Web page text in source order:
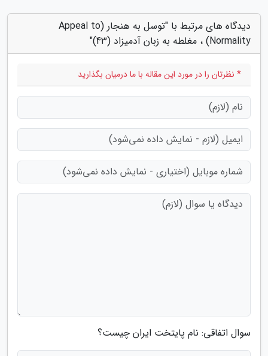
دیدگاه های مرتبط با "توسل به هنجار (Appeal to
Normality) ، مغلطه به زبان آدمیزاد (43)"
* نظرتان را در مورد این مقاله با ما درمیان بگذارید
سوال اتفاقی: نام پایتخت ایران چیست؟